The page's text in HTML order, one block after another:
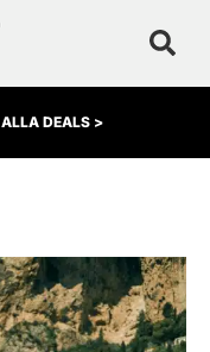
ALLA DEALS >